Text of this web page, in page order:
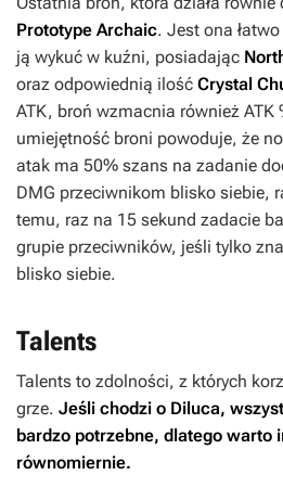
Prototype Archaic. Jest ona
ją wykuć w kuźni, posiadając
oraz odpowiednią ilość Crystal
ATK, broń wzmacnia również ATK
umiejętność broni powoduje, że
atak ma 50% szans na zadanie
DMG przeciwnikom blisko siebie,
temu, raz na 15 sekund zadacie
grupie przeciwników, jeśli tylko
blisko siebie.
Talents
Talents to zdolności, z których
grze. Jeśli chodzi o Diluca,
bardzo potrzebne, dlatego warto
równomiernie.